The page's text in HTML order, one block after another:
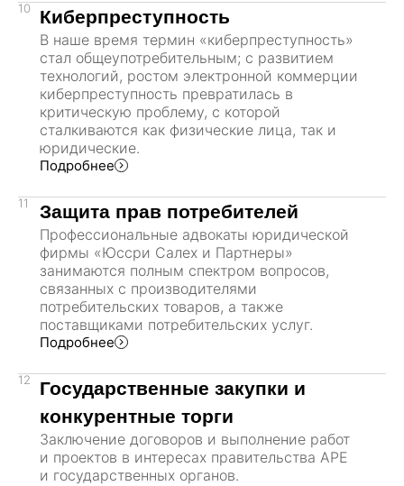
10 Киберпреступность
В наше время термин «киберпреступность»
стал общеупотребительным; с развитием
технологий, ростом электронной коммерции
киберпреступность превратилась в
критическую проблему, с которой
сталкиваются как физические лица, так и
юридические.
Подробнее
11 Защита прав потребителей
Профессиональные адвокаты юридической
фирмы «Юссри Салех и Партнеры»
занимаются полным спектром вопросов,
связанных с производителями
потребительских товаров, а также
поставщиками потребительских услуг.
Подробнее
12
Государственные закупки и
конкурентные торги
Заключение договоров и выполнение работ
и проектов в интересах правительства АРЕ
и государственных органов.